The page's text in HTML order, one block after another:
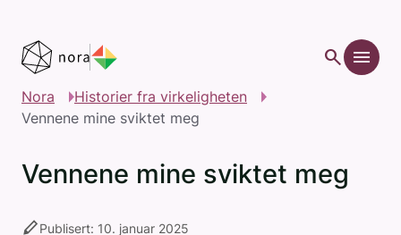
search menu
Nora
Historier fra virkeligheten
Vennene mine sviktet meg
Vennene mine sviktet meg
stylusPublisert: 10. januar 2025